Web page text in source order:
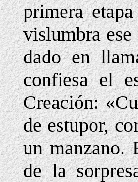
primera
vislumbra
dado en
confiesa el
Creación:
de estupor,
un manzano.
de la